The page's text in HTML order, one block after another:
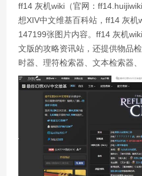
ff14 灰机wiki（官网：
想XIV中文维基百科站，ff14 灰机
147199张图片内容。ff14 灰机
文版的攻略资讯站，还提供物品
时器、理符检索器、文本检索器